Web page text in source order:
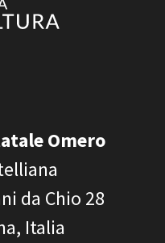
Omero
da Chio 28
Italia